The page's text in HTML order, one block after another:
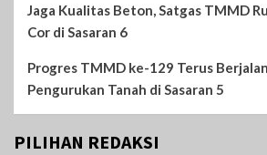
Jaga Kualitas Beton, Satgas TMMD
Cor di Sasaran 6
Progres TMMD ke-129 Terus
Pengurukan Tanah di Sasaran 5
PILIHAN REDAKSI